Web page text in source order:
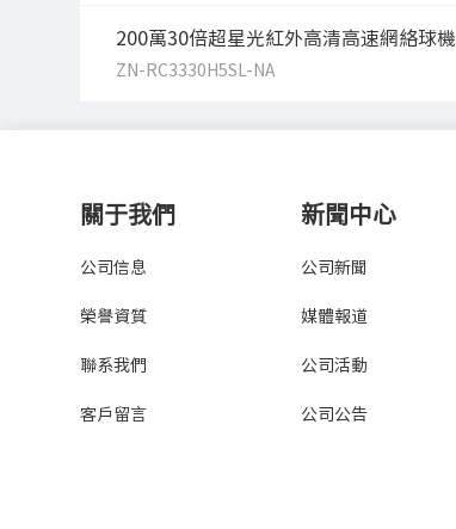
200萬30倍超星光紅外高清高速網絡球機
ZN-RC3330H5SL-NA
關于我們
公司信息
榮譽資質
聯系我們
客戶留言
新聞中心
公司新聞
媒體報道
公司活動
公司公告